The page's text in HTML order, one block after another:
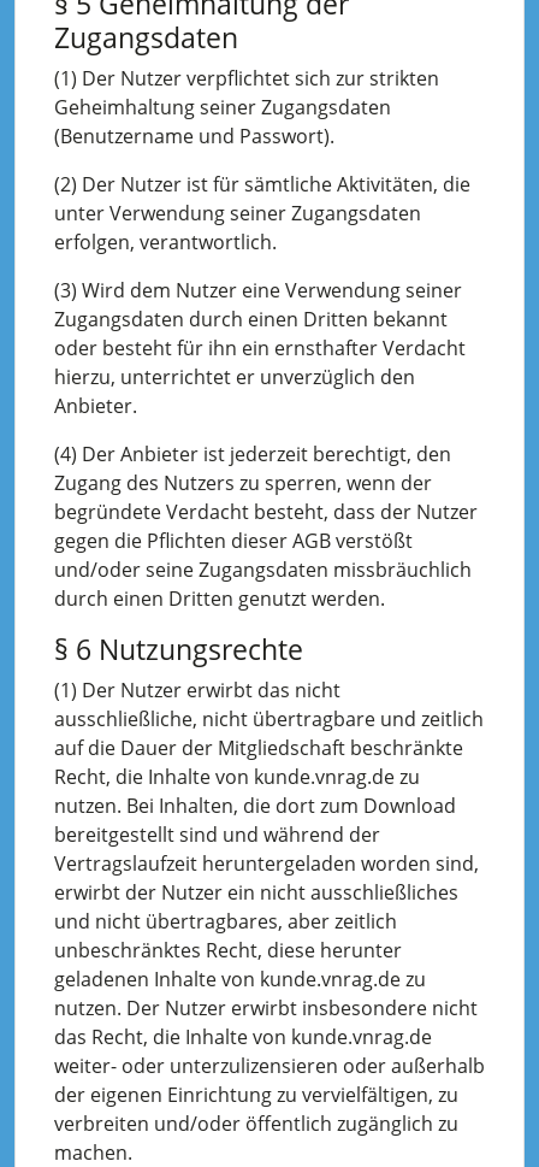
Zugangsdaten
(1) Der Nutzer verpflichtet sich zur strikten
Geheimhaltung seiner Zugangsdaten
(Benutzername und Passwort).
(2) Der Nutzer ist für sämtliche Aktivitäten, die
unter Verwendung seiner Zugangsdaten
erfolgen, verantwortlich.
(3) Wird dem Nutzer eine Verwendung seiner
Zugangsdaten durch einen Dritten bekannt
oder besteht für ihn ein ernsthafter Verdacht
hierzu, unterrichtet er unverzüglich den
Anbieter.
(4) Der Anbieter ist jederzeit berechtigt, den
Zugang des Nutzers zu sperren, wenn der
begründete Verdacht besteht, dass der Nutzer
gegen die Pflichten dieser AGB verstößt
und/oder seine Zugangsdaten missbräuchlich
durch einen Dritten genutzt werden.
§ 6 Nutzungsrechte
(1) Der Nutzer erwirbt das nicht
ausschließliche, nicht übertragbare und zeitlich
auf die Dauer der Mitgliedschaft beschränkte
Recht, die Inhalte von kunde.vnrag.de zu
nutzen. Bei Inhalten, die dort zum Download
bereitgestellt sind und während der
Vertragslaufzeit heruntergeladen worden sind,
erwirbt der Nutzer ein nicht ausschließliches
und nicht übertragbares, aber zeitlich
unbeschränktes Recht, diese herunter
geladenen Inhalte von kunde.vnrag.de zu
nutzen. Der Nutzer erwirbt insbesondere nicht
das Recht, die Inhalte von kunde.vnrag.de
weiter- oder unterzulizensieren oder außerhalb
der eigenen Einrichtung zu vervielfältigen, zu
verbreiten und/oder öffentlich zugänglich zu
machen.